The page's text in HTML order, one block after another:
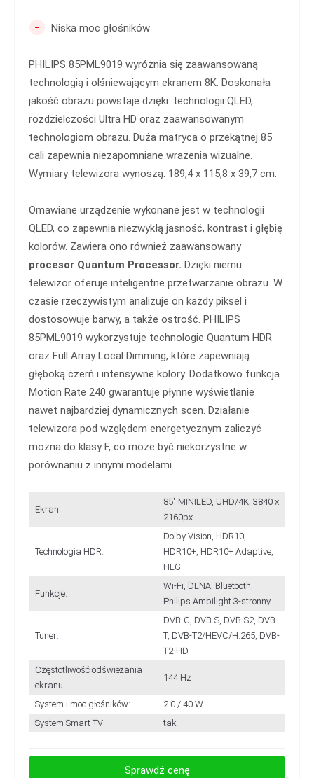
- Niska moc głośników
PHILIPS 85PML9019 wyróżnia się zaawansowaną
technologią i olśniewającym ekranem 8K. Doskonała
jakość obrazu powstaje dzięki: technologii QLED,
rozdzielczości Ultra HD oraz zaawansowanym
technologiom obrazu. Duża matryca o przekątnej 85
cali zapewnia niezapomniane wrażenia wizualne.
Wymiary telewizora wynoszą: 189,4 x 115,8 x 39,7 cm.
Omawiane urządzenie wykonane jest w technologii
QLED, co zapewnia niezwykłą jasność, kontrast i głębię
kolorów. Zawiera ono również zaawansowany
procesor Quantum Processor. Dzięki niemu
telewizor oferuje inteligentne przetwarzanie obrazu. W
czasie rzeczywistym analizuje on każdy piksel i
dostosowuje barwy, a także ostrość. PHILIPS
85PML9019 wykorzystuje technologie Quantum HDR
oraz Full Array Local Dimming, które zapewniają
głęboką czerń i intensywne kolory. Dodatkowo funkcja
Motion Rate 240 gwarantuje płynne wyświetlanie
nawet najbardziej dynamicznych scen. Działanie
telewizora pod względem energetycznym zaliczyć
można do klasy F, co może być niekorzystne w
porównaniu z innymi modelami.
Ekran:
85" MINILED, UHD/4K, 3840 x
2160px
Technologia HDR:
Dolby Vision, HDR10,
HDR10+, HDR10+ Adaptive,
HLG
Funkcje:
Wi-Fi, DLNA, Bluetooth,
Philips Ambilight 3-stronny
Tuner:
DVB-C, DVB-S, DVB-S2, DVB-
T, DVB-T2/HEVC/H.265, DVB-
T2-HD
Częstotliwość odświeżania
ekranu:
144 Hz
System i moc głośników:
2.0 / 40 W
System Smart TV:
tak
Sprawdź cenę